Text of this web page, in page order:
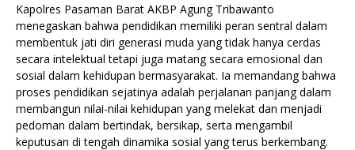
Kapolres Pasaman Barat AKBP Agung Tribawanto
menegaskan bahwa pendidikan memiliki peran sentral dalam
membentuk jati diri generasi muda yang tidak hanya cerdas
secara intelektual tetapi juga matang secara emosional dan
sosial dalam kehidupan bermasyarakat. Ia memandang bahwa
proses pendidikan sejatinya adalah perjalanan panjang dalam
membangun nilai-nilai kehidupan yang melekat dan menjadi
pedoman dalam bertindak, bersikap, serta mengambil
keputusan di tengah dinamika sosial yang terus berkembang.